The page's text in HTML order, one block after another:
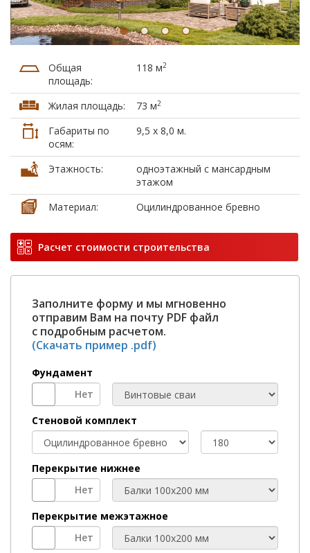
Общая
площадь:
118 м2
Жилая площадь: 73 м2
Габариты по
осям:
9,5 х 8,0 м.
Этажность:
одноэтажный с мансардным
этажом
Материал:
Оцилиндрованное бревно
Расчет стоимости строительства
Заполните форму и мы мгновенно
отправим Вам на почту PDF файл
с подробным расчетом.
(Скачать пример .pdf)
Фундамент
ТИП
ФУНДАМЕНТА
Стеновой комплект
МАТЕРИАЛ
ДИАМЕТР
БРЕВНА
Перекрытие нижнее
ПЕРЕКРЫТИЕ
НИЖНЕЕ
Перекрытие межэтажное
ПЕРЕКРЫТИЕ
МЕЖЭТАЖНОЕ